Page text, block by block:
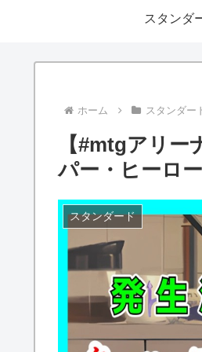
スタンダ
ホーム スタンダー
【#mtgアリ
パー・ヒーロ
スタンダード